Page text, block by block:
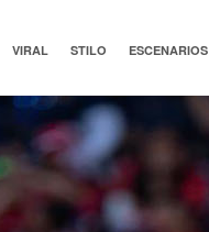
VIRAL STILO ESCENARIOS